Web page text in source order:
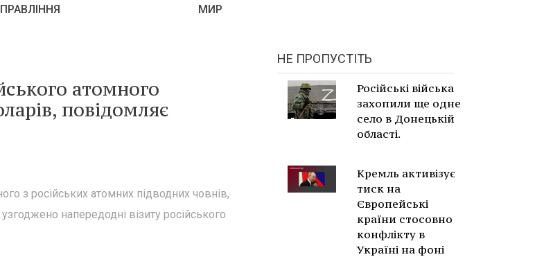
МИР
атомного
повідомляє
з російських атомних підводних човнів,
напередодні візиту російського
НЕ ПРОПУСТІТЬ
Російські війська
захопили ще одне
село в Донецькій
області.
Кремль активізує
тиск на
Європейські
країни стосовно
конфлікту в
Україні на фоні